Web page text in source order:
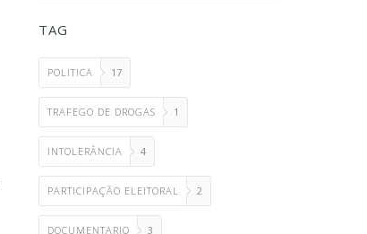
TAG
POLITICA 17
TRAFEGO DE DROGAS 1
INTOLERÂNCIA 4
PARTICIPAÇÃO ELEITORAL 2
DOCUMENTARIO 3